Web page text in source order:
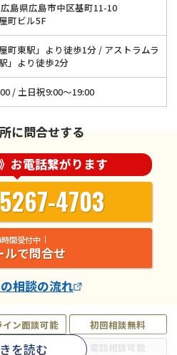
イン面談可能
初回相談無料
降電話可能
電話相談可能
を読む
広島県広島市中区基町11-10
町ビル5F
町東駅」より徒歩1分 / アストラムラ
」より徒歩2分
/ 土日祝9:00～19:00
に問合せする
お電話繋がります
4703
時間受付中
ルで問合せ
相談の流れ